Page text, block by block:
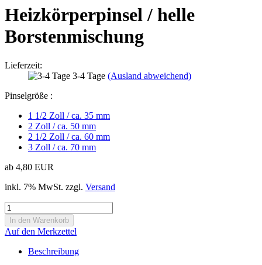
Heizkörperpinsel / helle
Borstenmischung
Lieferzeit:
3-4 Tage (Ausland abweichend)
Pinselgröße :
1 1/2 Zoll / ca. 35 mm
2 Zoll / ca. 50 mm
2 1/2 Zoll / ca. 60 mm
3 Zoll / ca. 70 mm
ab 4,80 EUR
inkl. 7% MwSt. zzgl. Versand
Auf den Merkzettel
Beschreibung